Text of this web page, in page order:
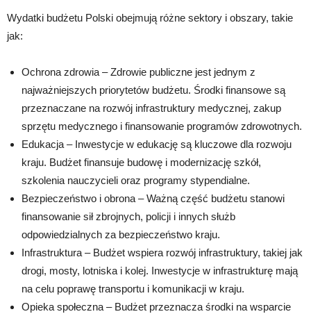
Wydatki budżetu Polski obejmują różne sektory i obszary, takie
jak:
Ochrona zdrowia – Zdrowie publiczne jest jednym z
najważniejszych priorytetów budżetu. Środki finansowe są
przeznaczane na rozwój infrastruktury medycznej, zakup
sprzętu medycznego i finansowanie programów zdrowotnych.
Edukacja – Inwestycje w edukację są kluczowe dla rozwoju
kraju. Budżet finansuje budowę i modernizację szkół,
szkolenia nauczycieli oraz programy stypendialne.
Bezpieczeństwo i obrona – Ważną część budżetu stanowi
finansowanie sił zbrojnych, policji i innych służb
odpowiedzialnych za bezpieczeństwo kraju.
Infrastruktura – Budżet wspiera rozwój infrastruktury, takiej jak
drogi, mosty, lotniska i kolej. Inwestycje w infrastrukturę mają
na celu poprawę transportu i komunikacji w kraju.
Opieka społeczna – Budżet przeznacza środki na wsparcie